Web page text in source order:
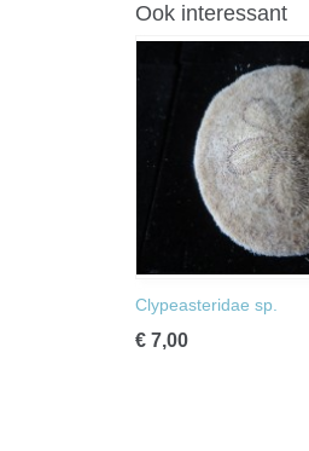
Ook interessant
Clypeasteridae sp.
€ 7,00